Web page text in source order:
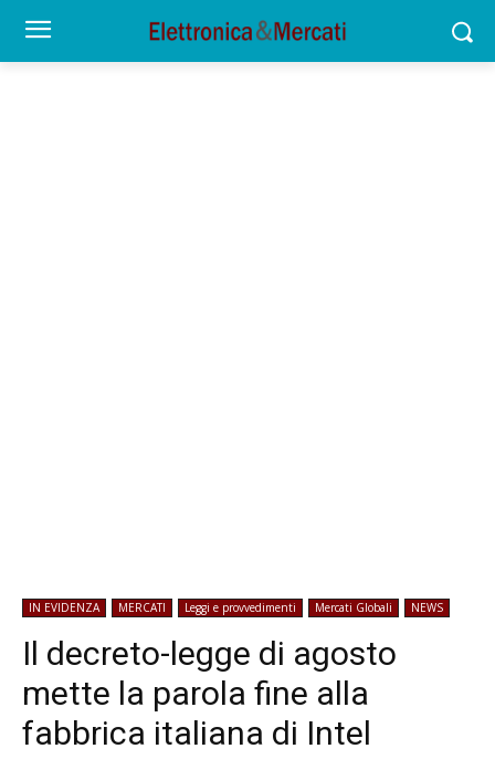
IN EVIDENZA MERCATI Leggi e provvedimenti Mercati Globali NEWS
Il decreto-legge di agosto
mette la parola fine alla
fabbrica italiana di Intel